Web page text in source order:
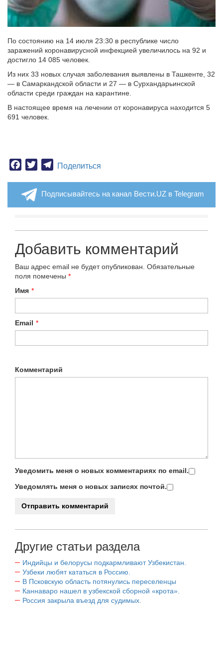
По состоянию на 14 июля 23:30 в республике число
заражений коронавирусной инфекцией увеличилось на 92 и
достигло 14 085 человек.
Из них 33 новых случая заболевания выявлены в Ташкенте, 32
— в Самаркандской области и 27 — в Сурхандарьинской
области среди граждан на карантине.
В настоящее время на лечении от коронавируса находится 5
691 человек.
Facebook
TwitterTelegram
Поделиться
Подписывайтесь на канал Вести.UZ в Telegram
Добавить комментарий
Ваш адрес email не будет опубликован. Обязательные
поля помечены *
Имя *
Email *
Комментарий
Уведомить меня о новых комментариях по email.
Уведомлять меня о новых записях почтой.
Другие статьи раздела
Индийцы и белорусы подкармливают Узбекистан.
Узбеки любят кататься в Россию.
В Псковскую область потянулись переселенцы
Каннаваро нашел в узбекской сборной «крота».
Россия закрыла въезд для судимых.